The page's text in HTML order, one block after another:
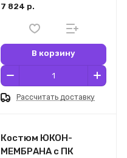
7 824 р.
В корзину
Рассчитать доставку
Костюм ЮКОН-
МЕМБРАНА с ПК